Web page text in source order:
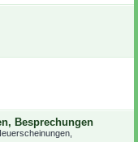
Besprechungen